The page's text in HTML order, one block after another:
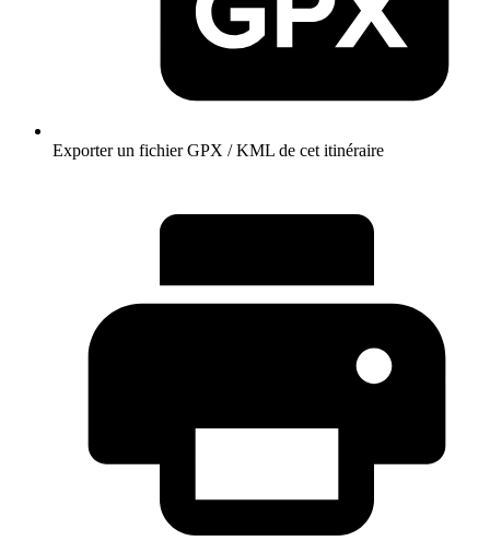
Exporter un fichier GPX / KML de cet itinéraire